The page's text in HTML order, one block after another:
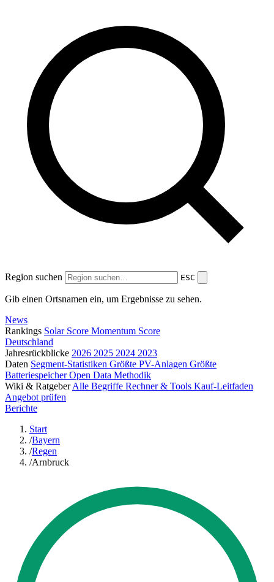
Region suchen ESC
Gib einen Ortsnamen ein, um Ergebnisse zu sehen.
News
Rankings Solar Score Momentum Score
Deutschland
Jahresrückblicke 2026 2025 2024 2023
Daten Segment-Statistiken Größte PV-Anlagen Größte
BatteriespeicherOpen Data Methodik
Wiki & Ratgeber Alle Begriffe Rechner & Tools Kauf-Leitfaden
Angebot prüfen
Berichte
Start
/Bayern
/Regen
/Arnbruck